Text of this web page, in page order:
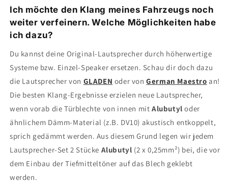
Ich möchte den Klang meines Fahrzeugs noch
weiter verfeinern. Welche Möglichkeiten habe
ich dazu?
Du kannst deine Original-Lautsprecher durch höherwertige
Systeme bzw. Einzel-Speaker ersetzen. Schau dir doch dazu
die Lautsprecher von GLADEN oder vonGerman Maestro an!
Die besten Klang-Ergebnisse erzielen neue Lautsprecher,
wenn vorab die Türblechte von innen mitAlubutyloder
ähnlichem Dämm-Material (z.B. DV10) akustisch entkoppelt,
sprich gedämmt werden. Aus diesem Grund legen wir jedem
Lautsprecher-Set 2 Stücke Alubutyl (2 x 0,25mm²) bei, die vor
dem Einbau der Tiefmitteltöner auf das Blech geklebt
werden.